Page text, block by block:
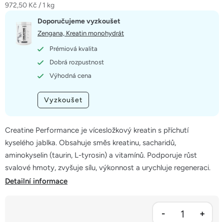
0,0
hvězdiček.
Měrná
972,50 Kč / 1 kg
Creatine Performance je vícesložkový kreatin s příchutí
kyselého jablka. Obsahuje směs kreatinu, sacharidů,
aminokyselin (taurin, L-tyrosin) a vitamínů. Podporuje růst
svalové hmoty, zvyšuje sílu, výkonnost a urychluje regeneraci.
Doporučujeme vyzkoušet
Zengana, Kreatin monohydrát
Prémiová kvalita
Dobrá rozpustnost
Výhodná cena
Vyzkoušet
Detailní informace